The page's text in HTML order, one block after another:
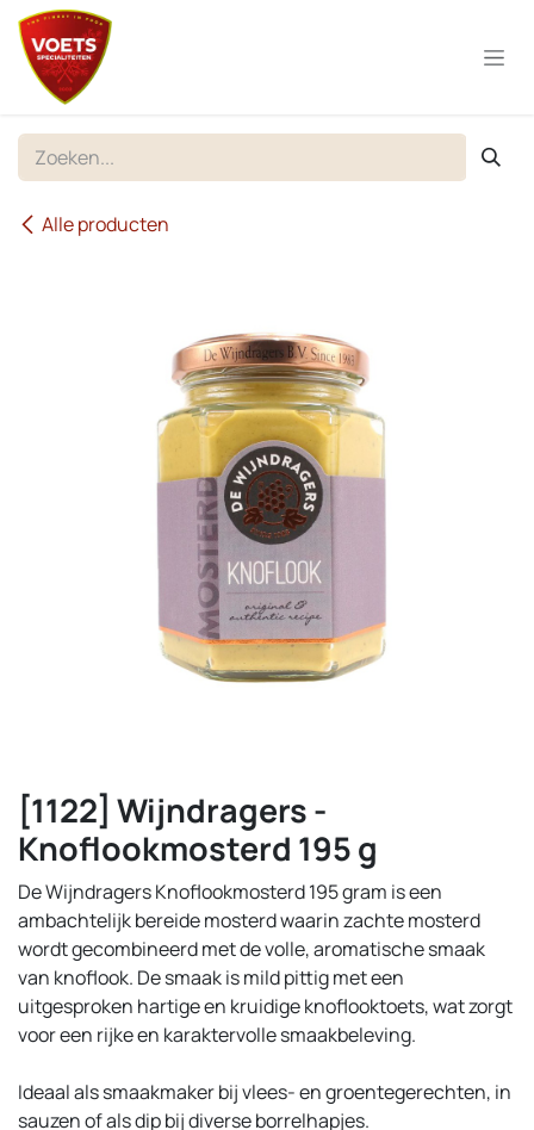
Overslaan naar inhoud
Alle producten
[1122] Wijndragers -
Knoflookmosterd 195 g
De Wijndragers Knoflookmosterd 195 gram is een
ambachtelijk bereide mosterd waarin zachte mosterd
wordt gecombineerd met de volle, aromatische smaak
van knoflook. De smaak is mild pittig met een
uitgesproken hartige en kruidige knoflooktoets, wat zorgt
voor een rijke en karaktervolle smaakbeleving.
Ideaal als smaakmaker bij vlees- en groentegerechten, in
sauzen of als dip bij diverse borrelhapjes.